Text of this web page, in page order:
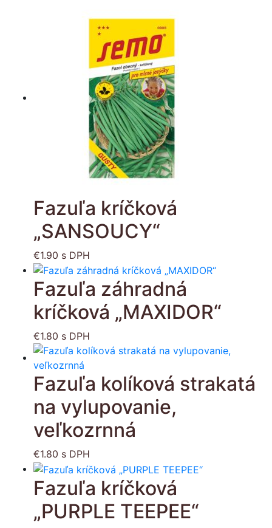
Fazuľa kríčková
„SANSOUCY“
€1.90 s DPH
Fazuľa záhradná
kríčková „MAXIDOR“
€1.80 s DPH
Fazuľa kolíková strakatá
na vylupovanie,
veľkozrnná
€1.80 s DPH
Fazuľa kríčková
„PURPLE TEEPEE“